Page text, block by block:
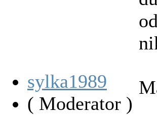
sylka1989
( Moderator )